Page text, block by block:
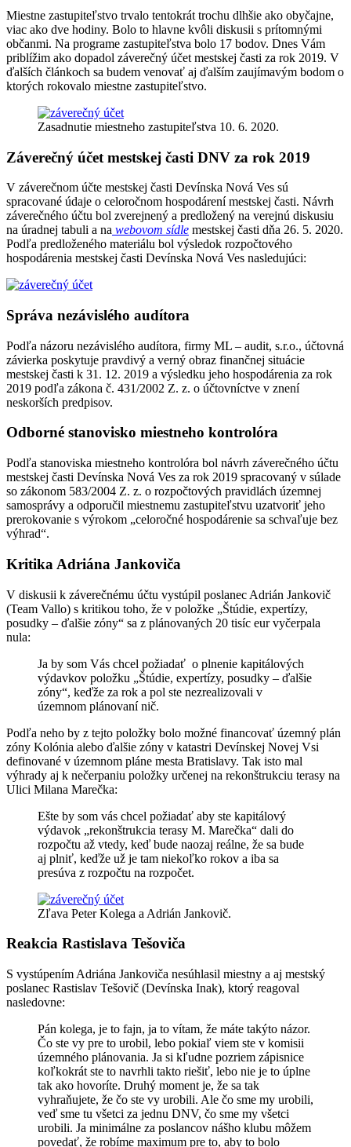
Miestne zastupiteľstvo trvalo tentokrát trochu dlhšie ako obyčajne,
viac ako dve hodiny. Bolo to hlavne kvôli diskusii s prítomnými
občanmi. Na programe zastupiteľstva bolo 17 bodov. Dnes Vám
priblížim ako dopadol záverečný účet mestskej časti za rok 2019. V
ďalších článkoch sa budem venovať aj ďalším zaujímavým bodom o
ktorých rokovalo miestne zastupiteľstvo.
Zasadnutie miestneho zastupiteľstva 10. 6. 2020.
Záverečný účet mestskej časti DNV za rok 2019
V záverečnom účte mestskej časti Devínska Nová Ves sú
spracované údaje o celoročnom hospodárení mestskej časti. Návrh
záverečného účtu bol zverejnený a predložený na verejnú diskusiu
na úradnej tabuli a na webovom sídle mestskej časti dňa 26. 5. 2020.
Podľa predloženého materiálu bol výsledok rozpočtového
hospodárenia mestskej časti Devínska Nová Ves nasledujúci:
Správa nezávislého audítora
Podľa názoru nezávislého audítora, firmy ML – audit, s.r.o., účtovná
závierka poskytuje pravdivý a verný obraz finančnej situácie
mestskej časti k 31. 12. 2019 a výsledku jeho hospodárenia za rok
2019 podľa zákona č. 431/2002 Z. z. o účtovníctve v znení
neskorších predpisov.
Odborné stanovisko miestneho kontrolóra
Podľa stanoviska miestneho kontrolóra bol návrh záverečného účtu
mestskej časti Devínska Nová Ves za rok 2019 spracovaný v súlade
so zákonom 583/2004 Z. z. o rozpočtových pravidlách územnej
samosprávy a odporučil miestnemu zastupiteľstvu uzatvoriť jeho
prerokovanie s výrokom „celoročné hospodárenie sa schvaľuje bez
výhrad“.
Kritika Adriána Jankoviča
V diskusii k záverečnému účtu vystúpil poslanec Adrián Jankovič
(Team Vallo) s kritikou toho, že v položke „Štúdie, expertízy,
posudky – ďalšie zóny“ sa z plánovaných 20 tisíc eur vyčerpala
nula:
Ja by som Vás chcel požiadať o plnenie kapitálových
výdavkov položku „Štúdie, expertízy, posudky – ďalšie
zóny“, keďže za rok a pol ste nezrealizovali v
územnom plánovaní nič.
Podľa neho by z tejto položky bolo možné financovať územný plán
zóny Kolónia alebo ďalšie zóny v katastri Devínskej Novej Vsi
definované v územnom pláne mesta Bratislavy. Tak isto mal
výhrady aj k nečerpaniu položky určenej na rekonštrukciu terasy na
Ulici Milana Marečka:
Ešte by som vás chcel požiadať aby ste kapitálový
výdavok „rekonštrukcia terasy M. Marečka“ dali do
rozpočtu až vtedy, keď bude naozaj reálne, že sa bude
aj plniť, keďže už je tam niekoľko rokov a iba sa
presúva z rozpočtu na rozpočet.
Zľava Peter Kolega a Adrián Jankovič.
Reakcia Rastislava Tešoviča
S vystúpením Adriána Jankoviča nesúhlasil miestny a aj mestský
poslanec Rastislav Tešovič (Devínska Inak), ktorý reagoval
nasledovne:
Pán kolega, je to fajn, ja to vítam, že máte takýto názor.
Čo ste vy pre to urobil, lebo pokiaľ viem ste v komisii
územného plánovania. Ja si kľudne pozriem zápisnice
koľkokrát ste to navrhli takto riešiť, lebo nie je to úplne
tak ako hovoríte. Druhý moment je, že sa tak
vyhraňujete, že čo ste vy urobili. Ale čo sme my urobili,
veď sme tu všetci za jednu DNV, čo sme my všetci
urobili. Ja minimálne za poslancov nášho klubu môžem
povedať, že robíme maximum pre to, aby to bolo